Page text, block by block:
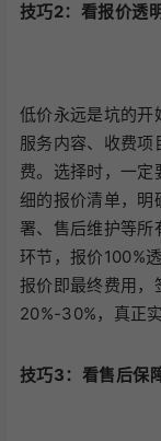
技巧2：看报价透
低价永远是坑的开
服务内容、收费项
费。选择时，一定
细的报价清单，明
署、售后维护等所
环节，报价100%
报价即最终费用，
20%-30%，真正
技巧3：看售后保